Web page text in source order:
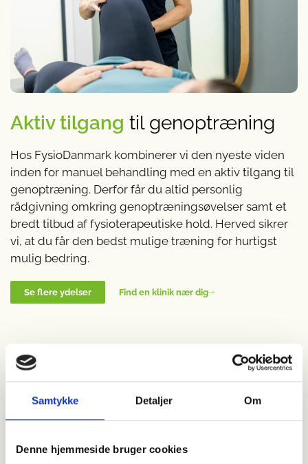
Samtykke Detaljer Om
Denne hjemmeside bruger cookies
Aktiv tilgang til genoptræning
Hos FysioDanmark kombinerer vi den nyeste viden
inden for manuel behandling med en aktiv tilgang til
genoptræning. Derfor får du altid personlig
rådgivning omkring genoptræningsøvelser samt et
bredt tilbud af fysioterapeutiske hold. Herved sikrer
vi, at du får den bedst mulige træning for hurtigst
mulig bedring.
Se flere ydelser Find en klinik nær dig
Fåtræning
Det er vigtigt, at man kommer hurtigt i gang med
genoptræningen for at genvinde funktionsevnen.
Derfor opfordrer vi til, at man henvender sig hurtigst